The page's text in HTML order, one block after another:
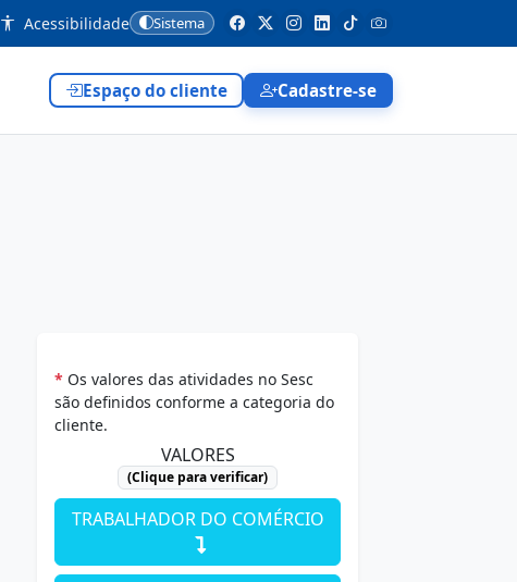
Acessibilidade Sistema
Espaço do cliente Cadastre-se
* Os valores das atividades no Sesc
são definidos conforme a categoria do
cliente.
VALORES
(Clique para verificar)